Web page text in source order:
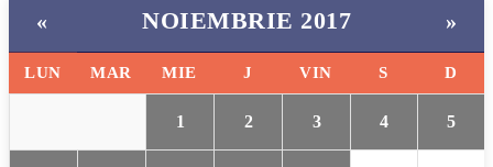
« NOIEMBRIE 2017 »
LUN MAR MIE J VIN S D
1 2 3 4 5